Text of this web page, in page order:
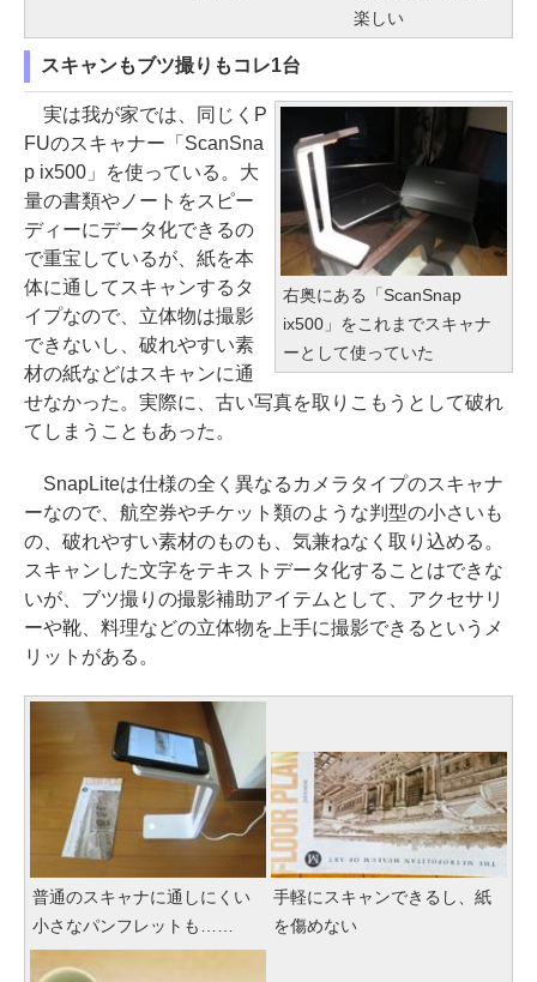
楽しい
スキャンもブツ撮りもコレ1台
右奥にある「ScanSnap
ix500」をこれまでスキャナ
ーとして使っていた
実は我が家では、同じくP
FUのスキャナー「ScanSna
p ix500」を使っている。大
量の書類やノートをスピー
ディーにデータ化できるの
で重宝しているが、紙を本
体に通してスキャンするタ
イプなので、立体物は撮影
できないし、破れやすい素
材の紙などはスキャンに通
せなかった。実際に、古い写真を取りこもうとして破れ
てしまうこともあった。
SnapLiteは仕様の全く異なるカメラタイプのスキャナ
ーなので、航空券やチケット類のような判型の小さいも
の、破れやすい素材のものも、気兼ねなく取り込める。
スキャンした文字をテキストデータ化することはできな
いが、ブツ撮りの撮影補助アイテムとして、アクセサリ
ーや靴、料理などの立体物を上手に撮影できるというメ
リットがある。
普通のスキャナに通しにくい
小さなパンフレットも……
手軽にスキャンできるし、紙
を傷めない